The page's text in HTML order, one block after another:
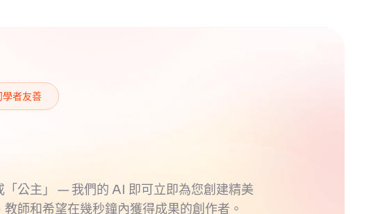
學者友善
公主」 — 我們的 AI 即可立即為您創建精美
師和希望在幾秒鐘內獲得成果的創作者。